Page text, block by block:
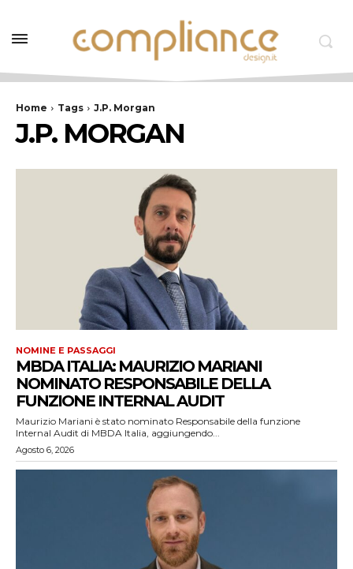
Home Tags J.P. Morgan
J.P. MORGAN
NOMINE E PASSAGGI
MBDA ITALIA: MAURIZIO MARIANI
NOMINATO RESPONSABILE DELLA
FUNZIONE INTERNAL AUDIT
Maurizio Mariani è stato nominato Responsabile della funzione
Internal Audit di MBDA Italia, aggiungendo...
Agosto 6, 2026